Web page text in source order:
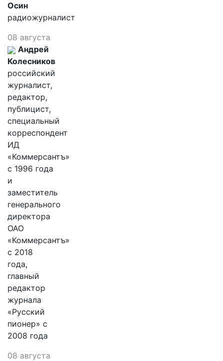
Осин
радиожурналист
08 августа
Андрей
Колесников
российский
журналист,
редактор,
публицист,
специальный
корреспондент
ИД
«Коммерсантъ»
с 1996 года
и
заместитель
генерального
директора
ОАО
«Коммерсантъ»
с 2018
года,
главный
редактор
журнала
«Русский
пионер» с
2008 года
08 августа